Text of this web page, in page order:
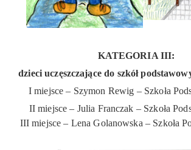
KATEGORIA III:
dzieci uczęszczające do szkół
I miejsce – Szymon Rewig – Szkoła
II miejsce – Julia Franczak – Szkoła
III miejsce – Lena Golanowska – Szkoła